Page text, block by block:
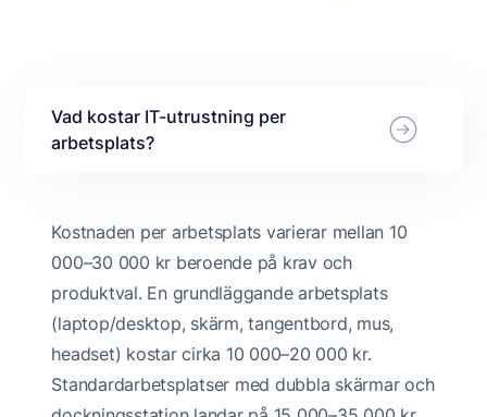
Vad kostar IT-utrustning per
arbetsplats?
Kostnaden per arbetsplats varierar mellan 10
000–30 000 kr beroende på krav och
produktval. En grundläggande arbetsplats
(laptop/desktop, skärm, tangentbord, mus,
headset) kostar cirka 10 000–20 000 kr.
Standardarbetsplatser med dubbla skärmar och